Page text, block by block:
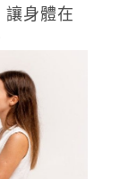
讓身體在